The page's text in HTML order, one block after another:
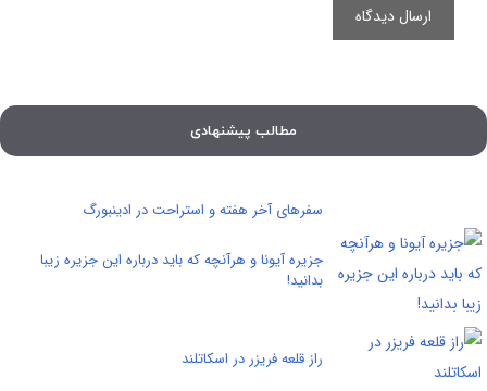
مطالب پیشنهادی
سفرهای آخر هفته و استراحت در ادینبورگ
جزیره آیونا و هرآنچه که باید درباره این جزیره زیبا
بدانید!
راز قلعه فریزر در اسکاتلند